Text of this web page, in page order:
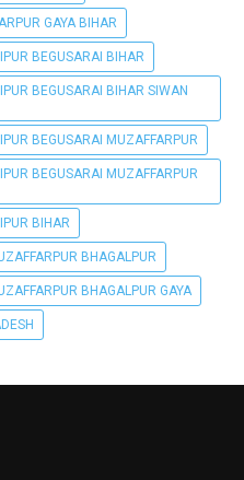
GAYA BIHAR
BEGUSARAI BIHAR
BEGUSARAI BIHAR SIWAN
BEGUSARAI MUZAFFARPUR
BEGUSARAI MUZAFFARPUR
BIHAR
BHAGALPUR
BHAGALPUR GAYA